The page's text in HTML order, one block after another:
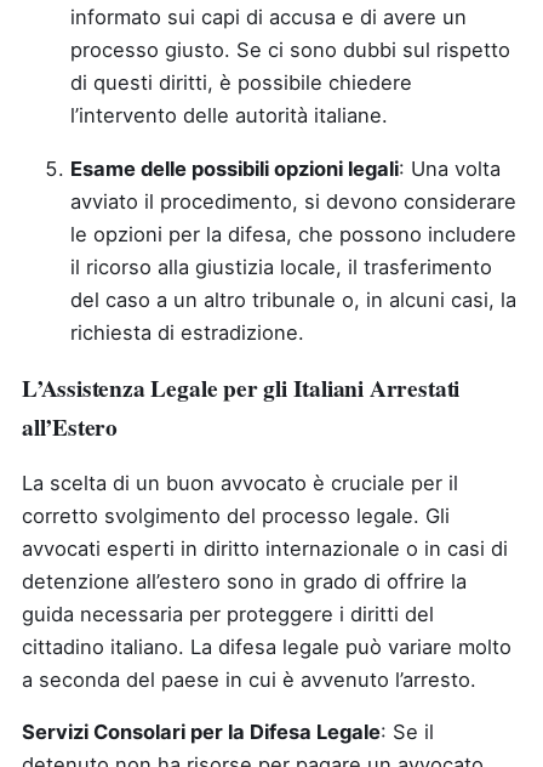
informato sui capi di accusa e di avere un
processo giusto. Se ci sono dubbi sul rispetto
di questi diritti, è possibile chiedere
l’intervento delle autorità italiane.
Esame delle possibili opzioni legali: Una volta
avviato il procedimento, si devono considerare
le opzioni per la difesa, che possono includere
il ricorso alla giustizia locale, il trasferimento
del caso a un altro tribunale o, in alcuni casi, la
richiesta di estradizione.
L’Assistenza Legale per gli Italiani Arrestati
all’Estero
La scelta di un buon avvocato è cruciale per il
corretto svolgimento del processo legale. Gli
avvocati esperti in diritto internazionale o in casi di
detenzione all’estero sono in grado di offrire la
guida necessaria per proteggere i diritti del
cittadino italiano. La difesa legale può variare molto
a seconda del paese in cui è avvenuto l’arresto.
Servizi Consolari per la Difesa Legale: Se il